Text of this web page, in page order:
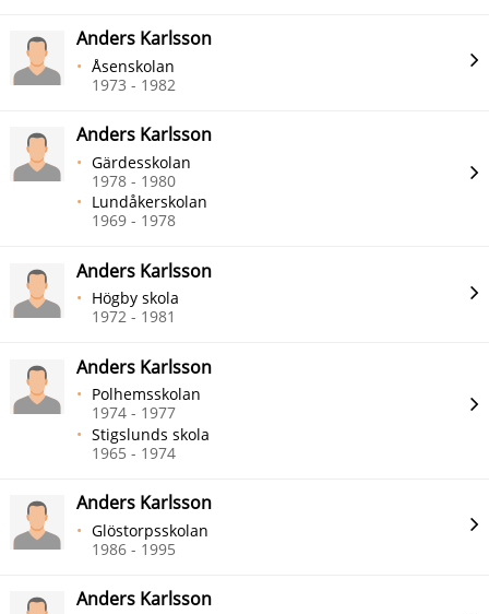
Anders Karlsson
Åsenskolan
1973 - 1982
Anders Karlsson
Gärdesskolan
1978 - 1980
Lundåkerskolan
1969 - 1978
Anders Karlsson
Högby skola
1972 - 1981
Anders Karlsson
Polhemsskolan
1974 - 1977
Stigslunds skola
1965 - 1974
Anders Karlsson
Glöstorpsskolan
1986 - 1995
Anders Karlsson